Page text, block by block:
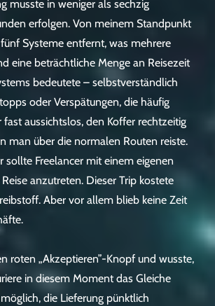
musste in weniger als sechzig
erfolgen. Von meinem Standpunkt
Systeme entfernt, was mehrere
eine beträchtliche Menge an Reisezeit
bedeutete – selbstverständlich
oder Verspätungen, die häufig
fast aussichtslos, den Koffer rechtzeitig
man über die normalen Routen reiste.
sollte Freelancer mit einem eigenen
anzutreten. Dieser Trip kostete
Aber vor allem blieb keine Zeit
roten „Akzeptieren”-Knopf und wusste,
in diesem Moment das Gleiche
die Lieferung pünktlich